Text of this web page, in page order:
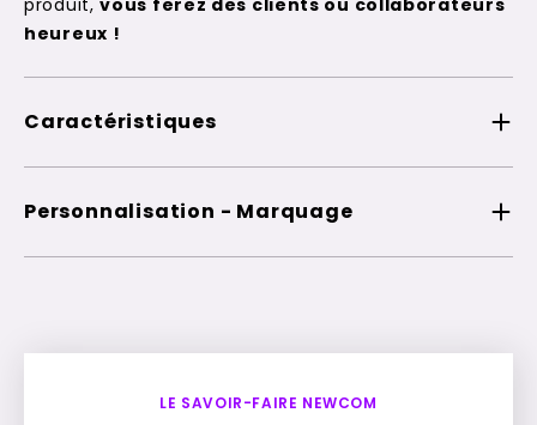
heureux !
Caractéristiques
Personnalisation - Marquage
LE SAVOIR-FAIRE NEWCOM